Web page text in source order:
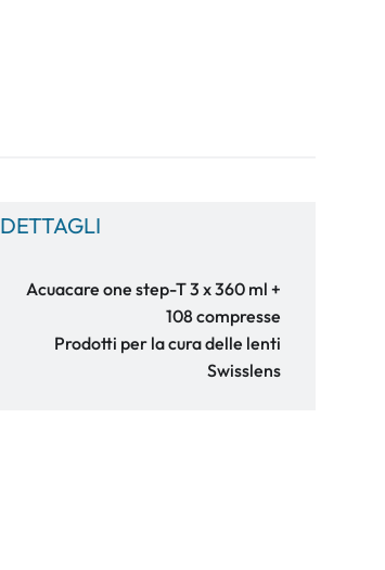
DETTAGLI
Acuacare one step-T 3 x 360 ml +
108 compresse
Prodotti per la cura delle lenti
Swisslens